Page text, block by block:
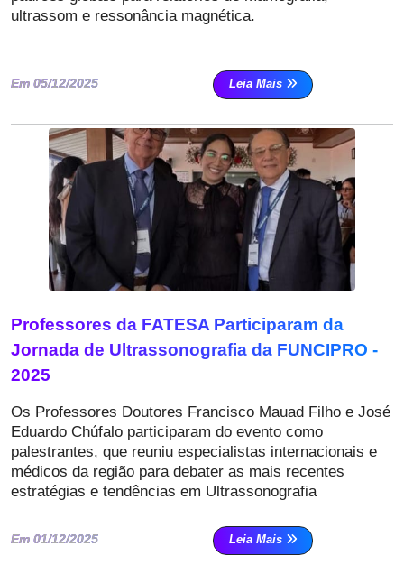
ultrassom e ressonância magnética.
Em 05/12/2025 Leia Mais
Professores da FATESA Participaram da
Jornada de Ultrassonografia da FUNCIPRO -
2025
Os Professores Doutores Francisco Mauad Filho e José
Eduardo Chúfalo participaram do evento como
palestrantes, que reuniu especialistas internacionais e
médicos da região para debater as mais recentes
estratégias e tendências em Ultrassonografia
Em 01/12/2025 Leia Mais